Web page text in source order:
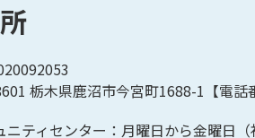
栃木県鹿沼市今宮町1688-1【電話
ニティセンター：月曜日から金曜日